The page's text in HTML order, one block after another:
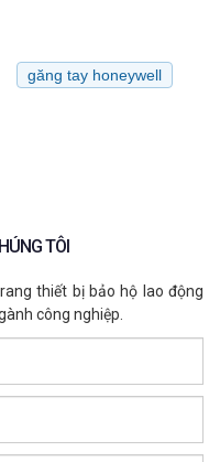
găng tay honeywell
TÔI
thiết bị bảo hộ lao động
công nghiệp.